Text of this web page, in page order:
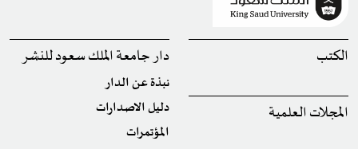
الكتب
المجلات العلمية
دار جامعة الملك سعود للنشر
نبذة عن الدار
دليل الاصدارات
المؤتمرات